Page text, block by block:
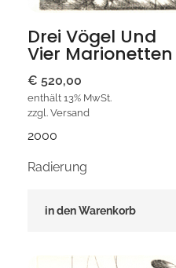
Drei Vögel Und
Vier Marionetten
€ 520,00
enthält 13% MwSt.
zzgl. Versand
2000
Radierung
in den Warenkorb